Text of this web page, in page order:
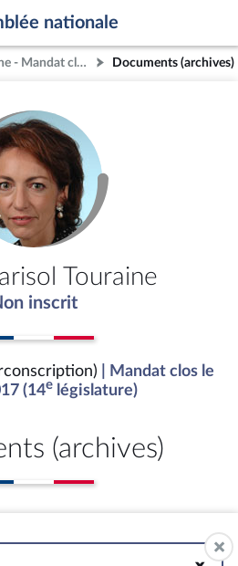
nationale
Mme Marisol Touraine - Mandat clos - Indre-et-Loire (3e circonscription) Documents (archives)
Touraine
inscrit
| Mandat clos le
(14e législature)
(archives)